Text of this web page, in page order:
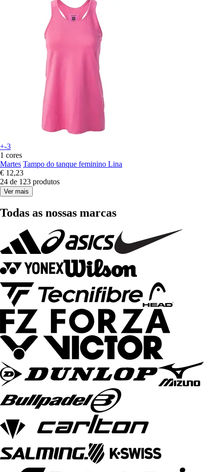
+-3
1 cores
Martes Tampo do tanque feminino Lina
€ 12,23
24 de 123 produtos
Ver mais
Todas as nossas marcas